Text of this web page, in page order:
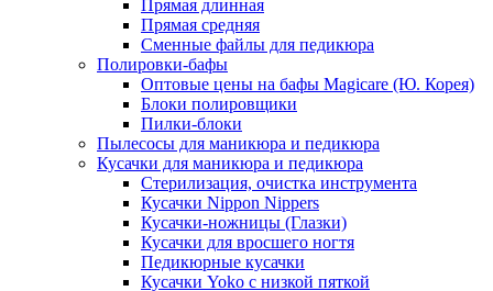
Прямая длинная
Прямая средняя
Сменные файлы для педикюра
Полировки-бафы
Оптовые цены на бафы Magicare (Ю. Корея)
Блоки полировщики
Пилки-блоки
Пылесосы для маникюра и педикюра
Кусачки для маникюра и педикюра
Стерилизация, очистка инструмента
Кусачки Nippon Nippers
Кусачки-ножницы (Глазки)
Кусачки для вросшего ногтя
Педикюрные кусачки
Кусачки Yoko с низкой пяткой